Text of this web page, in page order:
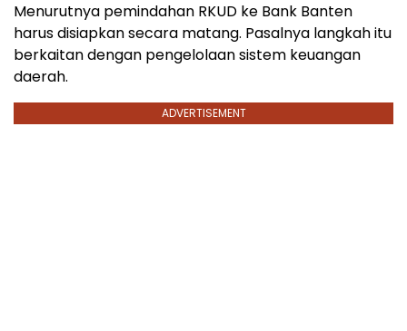
Menurutnya pemindahan RKUD ke Bank Banten
harus disiapkan secara matang. Pasalnya langkah itu
berkaitan dengan pengelolaan sistem keuangan
daerah.
ADVERTISEMENT